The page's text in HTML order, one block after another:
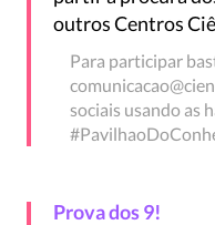
outros Centros
Para participar
sociais usando as
Prova dos 9!